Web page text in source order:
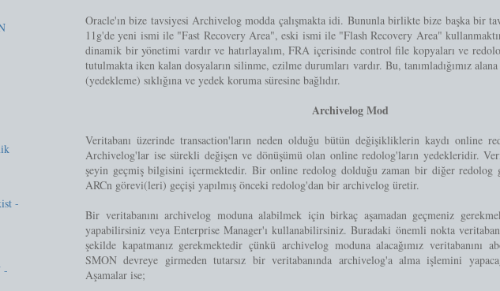
Oracle'ın bize tavsiyesi Archivelog modda çalışmakta idi. Bununla birlikte bize başka bir
11g'de yeni ismi ile "Fast Recovery Area", eski ismi ile "Flash Recovery Area"
dinamik bir yönetimi vardır ve hatırlayalım, FRA içerisinde control file kopyaları ve
tutulmakta iken kalan dosyaların silinme, ezilme durumları vardır. Bu, tanımladığımız
(yedekleme) sıklığına ve yedek koruma süresine bağlıdır.
Archivelog Mod
Veritabanı üzerinde transaction'ların neden olduğu bütün değişikliklerin kaydı online
Archivelog'lar ise sürekli değişen ve dönüşümü olan online redolog'ların yedekleridir.
şeyin geçmiş bilgisini içermektedir. Bir online redolog dolduğu zaman bir diğer redolog
ARCn görevi(leri) geçişi yapılmış önceki redolog'dan bir archivelog üretir.
Bir veritabanını archivelog moduna alabilmek için birkaç aşamadan geçmeniz
yapabilirsiniz veya Enterprise Manager'ı kullanabilirsiniz. Buradaki önemli nokta
şekilde kapatmanız gerekmektedir çünkü archivelog moduna alacağımız veritabanını
SMON devreye girmeden tutarsız bir veritabanında archivelog'a alma işlemini
Aşamalar ise;
-
-